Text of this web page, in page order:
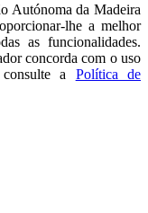
Autónoma da Madeira
lhe a melhor
as funcionalidades.
concorda com o uso
a
Política de